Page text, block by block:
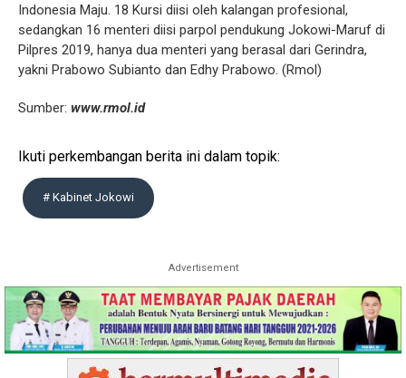
Indonesia Maju. 18 Kursi diisi oleh kalangan profesional,
sedangkan 16 menteri diisi parpol pendukung Jokowi-Maruf di
Pilpres 2019, hanya dua menteri yang berasal dari Gerindra,
yakni Prabowo Subianto dan Edhy Prabowo. (Rmol)
Sumber: www.rmol.id
Ikuti perkembangan berita ini dalam topik:
# Kabinet Jokowi
Advertisement